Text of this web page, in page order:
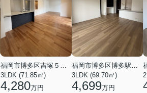
3LDK (71.85㎡)
4,280万円
3LDK (69.70㎡)
4,699万円